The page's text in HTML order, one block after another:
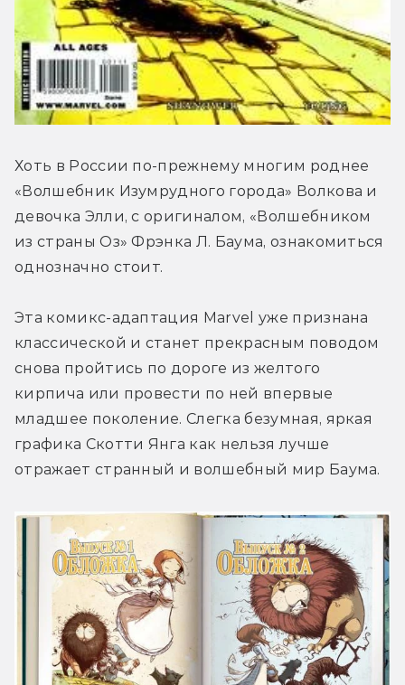
Хоть в России по-прежнему многим роднее
«Волшебник Изумрудного города» Волкова и
девочка Элли, с оригиналом, «Волшебником
из страны Оз» Фрэнка Л. Баума, ознакомиться
однозначно стоит.
Эта комикс-адаптация Marvel уже признана
классической и станет прекрасным поводом
снова пройтись по дороге из желтого
кирпича или провести по ней впервые
младшее поколение. Слегка безумная, яркая
графика Скотти Янга как нельзя лучше
отражает странный и волшебный мир Баума.